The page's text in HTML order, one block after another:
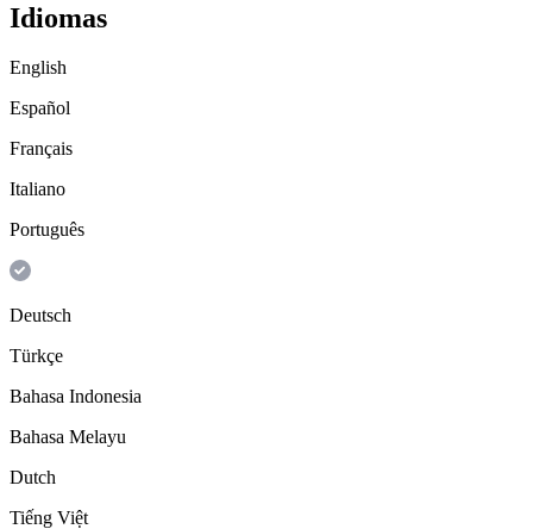
Idiomas
English
Español
Français
Italiano
Português
Deutsch
Türkçe
Bahasa Indonesia
Bahasa Melayu
Dutch
Tiếng Việt